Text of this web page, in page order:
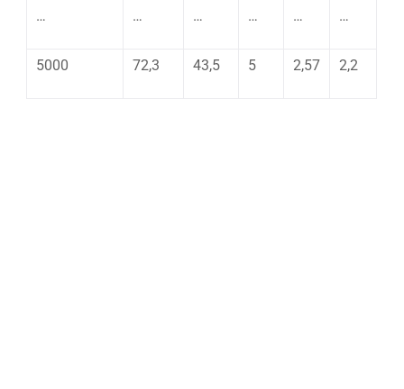
… … … … … …
5000 72,3 43,5 5 2,57 2,2